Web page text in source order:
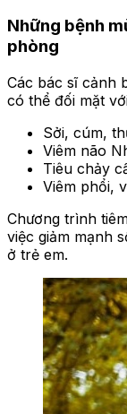
Những bệnh
phòng
Các bác sĩ cảnh
có thể đối mặt
Sởi, cúm,
Viêm não
Tiêu chảy
Viêm phổi,
Chương trình
việc giảm mạnh
ở trẻ em.